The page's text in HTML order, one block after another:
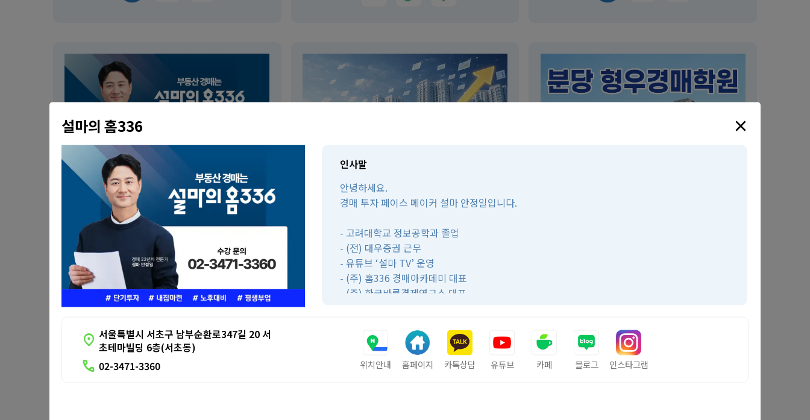
서울 설마의 홈336
설마의 홈336 ×
인사말
안녕하세요.
경매 투자 페이스 메이커 설마 안정일입니다.
- 고려대학교 정보공학과 졸업
- (전) 대우증권 근무
- 유튜브 ‘설마 TV’ 운영
- (주) 홈336 경매아카데미 대표
- (주) 한국바른경제연구소 대표
location_on 서울특별시 서초구 남부순환로347길 20 서
초테마빌딩 6층(서초동)
call 02-3471-3360 위치안내 홈페이지 카톡상담 유튜브 카페 블로그 인스타그램